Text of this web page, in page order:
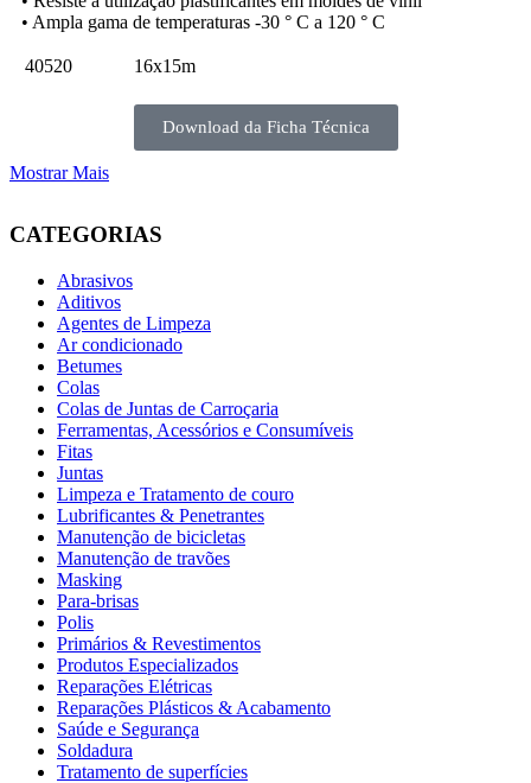
• Ampla gama de temperaturas -30 ° C a 120 ° C
40520 16x15m
Download da Ficha Técnica
Mostrar Mais
CATEGORIAS
Abrasivos
Aditivos
Agentes de Limpeza
Ar condicionado
Betumes
Colas
Colas de Juntas de Carroçaria
Ferramentas, Acessórios e Consumíveis
Fitas
Juntas
Limpeza e Tratamento de couro
Lubrificantes & Penetrantes
Manutenção de bicicletas
Manutenção de travões
Masking
Para-brisas
Polis
Primários & Revestimentos
Produtos Especializados
Reparações Elétricas
Reparações Plásticos & Acabamento
Saúde e Segurança
Soldadura
Tratamento de superfícies